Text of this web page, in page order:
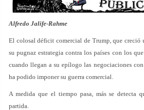
Alfredo Jalife-Rahme
El colosal déficit comercial de Trump, que creció
su pugnaz estrategia contra los países con los
cuando llegan a su epílogo las negociaciones
ha podido imponer su guerra comercial.
A medida que el tiempo pasa, más se detecta
partida.